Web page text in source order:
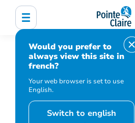
Would you prefer to
always view this site in
french?
Your web browser is set to use
English.
Switch to english
Accueil
Bibliothèque, culture,
Programmation et inscription
et activités
Danse créative
Cet